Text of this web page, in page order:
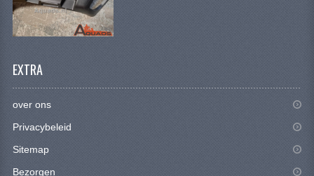
EXTRA
over ons
Privacybeleid
Sitemap
Bezorgen